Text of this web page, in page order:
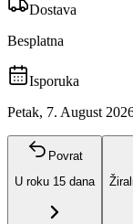
Dostava
Besplatna
Isporuka
Petak, 7. August
Povrat
U roku 15 dana